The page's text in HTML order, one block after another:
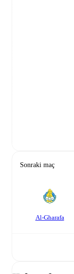
Sonraki maç
Al-Gharafa